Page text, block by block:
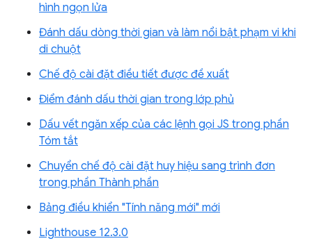
hình ngọn lửa
Đánh dấu dòng thời gian và làm nổi bật phạm vi khi
di chuột
Chế độ cài đặt điều tiết được đề xuất
Điểm đánh dấu thời gian trong lớp phủ
Dấu vết ngăn xếp của các lệnh gọi JS trong phần
Tóm tắt
Chuyển chế độ cài đặt huy hiệu sang trình đơn
trong phần Thành phần
Bảng điều khiển "Tính năng mới" mới
Lighthouse 12.3.0